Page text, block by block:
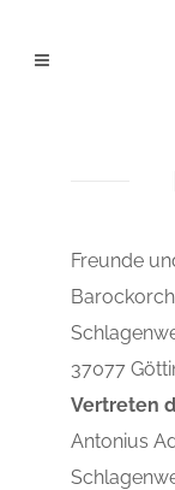
Freunde
37077
Vertreten
Antonius